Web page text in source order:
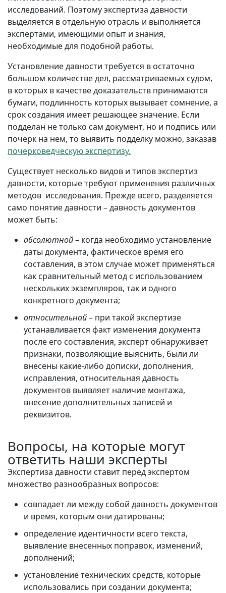
исследований. Поэтому экспертиза давности
выделяется в отдельную отрасль и выполняется
экспертами, имеющими опыт и знания,
необходимые для подобной работы.
Установление давности требуется в остаточно
большом количестве дел, рассматриваемых судом,
в которых в качестве доказательств принимаются
бумаги, подлинность которых вызывает сомнение, а
срок создания имеет решающее значение. Если
подделан не только сам документ, но и подпись или
почерк на нем, то выявить подделку можно, заказав
почерковедческую экспертизу.
Существует несколько видов и типов экспертиз
давности, которые требуют применения различных
методов исследования. Прежде всего, разделяется
само понятие давности – давность документов
может быть:
абсолютной– когда необходимо установление
даты документа, фактическое время его
составления, в этом случае может применяться
как сравнительный метод с использованием
нескольких экземпляров, так и одного
конкретного документа;
относительной– при такой экспертизе
устанавливается факт изменения документа
после его составления, эксперт обнаруживает
признаки, позволяющие выяснить, были ли
внесены какие-либо дописки, дополнения,
исправления, относительная давность
документов выявляет наличие монтажа,
внесение дополнительных записей и
реквизитов.
Вопросы, на которые могут
ответить наши эксперты
Экспертиза давности ставит перед экспертом
множество разнообразных вопросов:
совпадает ли между собой давность документов
и время, которым они датированы;
определение идентичности всего текста,
выявление внесенных поправок, изменений,
дополнений;
установление технических средств, которые
использовались при создании документа;